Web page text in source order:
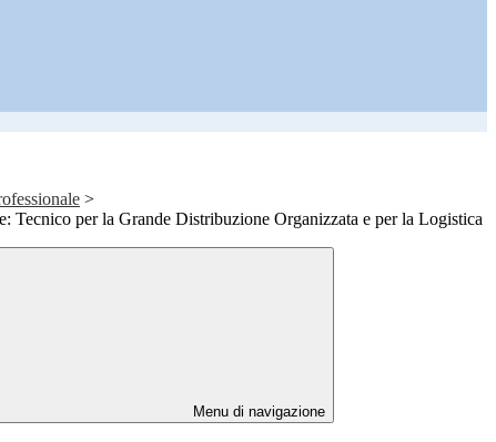
>
Tecnico per la Grande Distribuzione Organizzata e per la Logistica
Menu di navigazione